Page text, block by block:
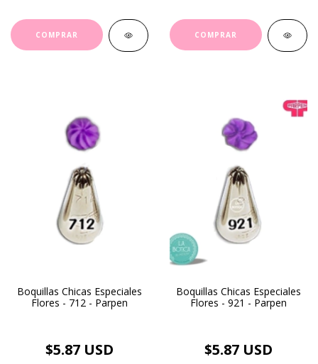
Boquillas Chicas Especiales
Flores - 712 - Parpen
$5.87 USD
Boquillas Chicas Especiales
Flores - 921 - Parpen
$5.87 USD